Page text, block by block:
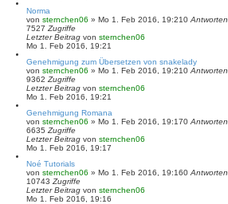
Norma
von sternchen06 » Mo 1. Feb 2016, 19:210 Antworten
7527 Zugriffe
Letzter Beitrag von sternchen06
Mo 1. Feb 2016, 19:21
Genehmigung zum Übersetzen von snakelady
von sternchen06 » Mo 1. Feb 2016, 19:210 Antworten
9362 Zugriffe
Letzter Beitrag von sternchen06
Mo 1. Feb 2016, 19:21
Genehmigung Romana
von sternchen06 » Mo 1. Feb 2016, 19:170 Antworten
6635 Zugriffe
Letzter Beitrag von sternchen06
Mo 1. Feb 2016, 19:17
Noé Tutorials
von sternchen06 » Mo 1. Feb 2016, 19:160 Antworten
10743 Zugriffe
Letzter Beitrag von sternchen06
Mo 1. Feb 2016, 19:16